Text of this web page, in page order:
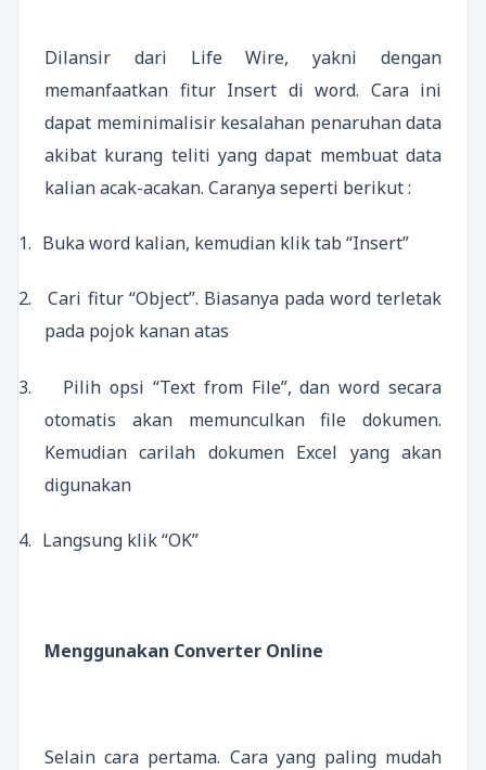
Dilansir dari Life Wire, yakni dengan
memanfaatkan fitur Insert di word. Cara ini
dapat meminimalisir kesalahan penaruhan data
akibat kurang teliti yang dapat membuat data
kalian acak-acakan. Caranya seperti berikut :
1. Buka word kalian, kemudian klik tab “Insert”
2.
Cari fitur “Object”. Biasanya pada word terletak
pada pojok kanan atas
3.
Pilih opsi “Text from File”, dan word secara
otomatis akan memunculkan file dokumen.
Kemudian carilah dokumen Excel yang akan
digunakan
4. Langsung klik “OK”
Menggunakan Converter Online
Selain cara pertama. Cara yang paling mudah